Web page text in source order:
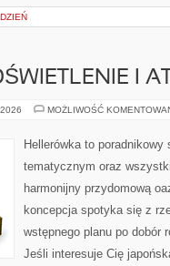
I
MOŻLIWOŚĆ
Hellerówka to
tematycznym oraz
harmonijny przydomową
koncepcja spotyka się z
wstępnego planu po dobór
Jeśli interesuje Cię